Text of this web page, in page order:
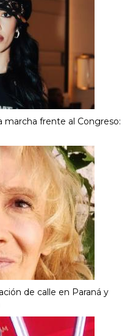
marcha frente al Congreso:
de calle en Paraná y